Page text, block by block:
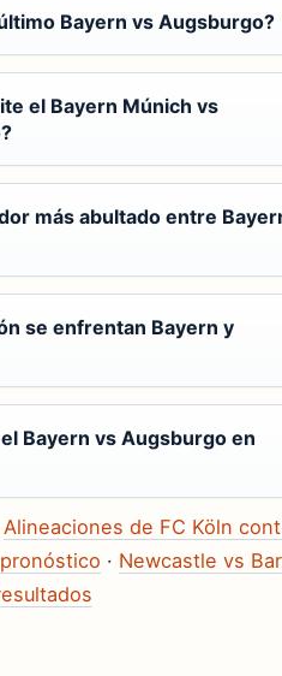
Bayern vs Augsburgo?
el Bayern Múnich vs
más abultado entre
se enfrentan Bayern y
Bayern vs Augsburgo en
Alineaciones de FC Köln
· Newcastle vs